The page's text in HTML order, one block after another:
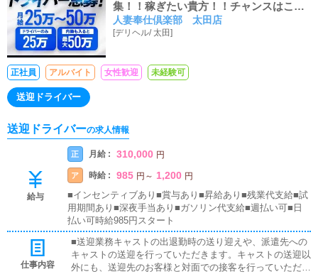
集！！稼ぎたい貴方！！チャンスはここ
にあります(*ﾉωﾉ)！！
人妻奉仕倶楽部 太田店
[デリヘル/ 太田]
正社員 アルバイト 女性歓迎 未経験可
送迎ドライバー
送迎ドライバーの求人情報
給与
正 月給 : 310,000 円
ア 時給 : 985 円 ～ 1,200 円
■インセンティブあり■賞与あり■昇給あり■残業代支給■試
用期間あり■深夜手当あり■ガソリン代支給■週払い可■日
払い可時給985円スタート
仕事内容
■送迎業務キャストの出退勤時の送り迎えや、派遣先への
キャストの送迎を行っていただきます。キャストの送迎以
外にも、送迎先のお客様と対面での接客を行っていただき